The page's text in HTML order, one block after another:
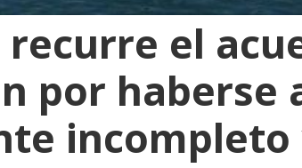
recurre el
por haberse